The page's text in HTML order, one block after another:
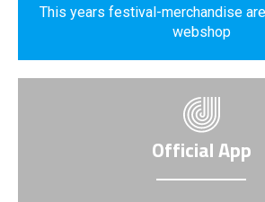
This years festival-merchandise
webshop
Official App